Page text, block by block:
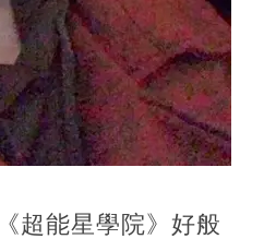
超能星學院》好般